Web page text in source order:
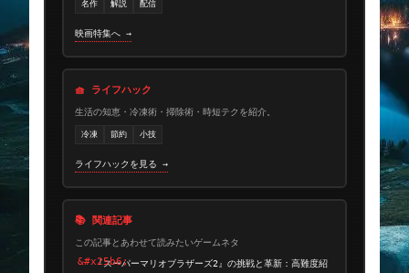
名作 解説 配信
映画特集へ →
🧺 ライフハック
生活の知恵・冷凍術・掃除術・時短テクを紹介。
冷凍 節約 小技
ライフハックを見る →
📚 関連記事
この記事とあわせて読みたいゲームネタ
『スーパーマリオブラザーズ2』の挑戦と革新：高難度紹